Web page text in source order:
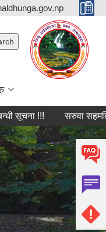
!!! सरुवा सहमति प्रदान